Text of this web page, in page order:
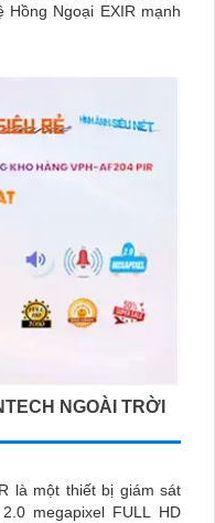
NGOÀI TRỜI
là một thiết bị giám sát
megapixel FULL HD